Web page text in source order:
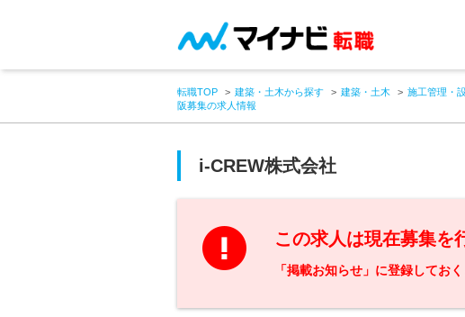
転職TOP 建築・土木から探す 建築・土木 施工管理・
阪募集の求人情報
i-CREW株式会社
この求人は現在募集を
「掲載お知らせ」に登録してお